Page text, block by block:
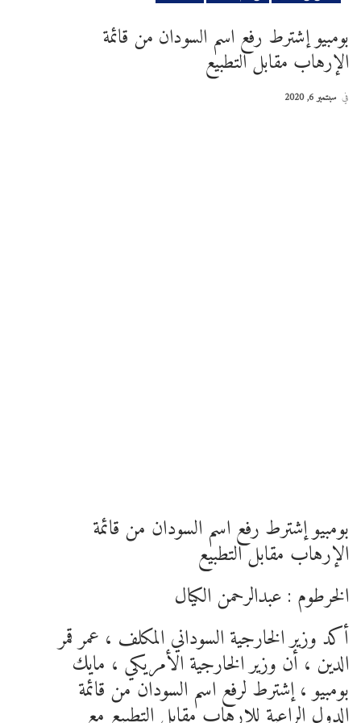
بومبيو إشترط رفع اسم السودان من قائمة
الإرهاب مقابل التطبيع
في سبتمبر 6, 2020
بومبيو إشترط رفع اسم السودان من قائمة
الإرهاب مقابل التطبيع
الخرطوم : عبدالرحمن الكيال
أكد وزير الخارجية السوداني المكلف ، عمر قمر
الدين ، أن وزير الخارجية الأمريكي ، مايك
بومبيو ، إشترط لرفع اسم السودان من قائمة